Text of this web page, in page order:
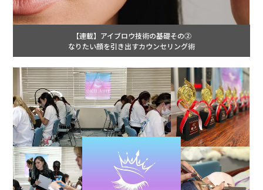
【連載】アイブロウ技術の基礎その②
なりたい顔を引き出すカウンセリング術